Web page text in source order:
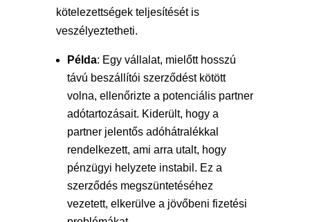
kötelezettségek teljesítését is
veszélyeztetheti.
Példa: Egy vállalat, mielőtt hosszú
távú beszállítói szerződést kötött
volna, ellenőrizte a potenciális partner
adótartozásait. Kiderült, hogy a
partner jelentős adóhátralékkal
rendelkezett, ami arra utalt, hogy
pénzügyi helyzete instabil. Ez a
szerződés megszüntetéséhez
vezetett, elkerülve a jövőbeni fizetési